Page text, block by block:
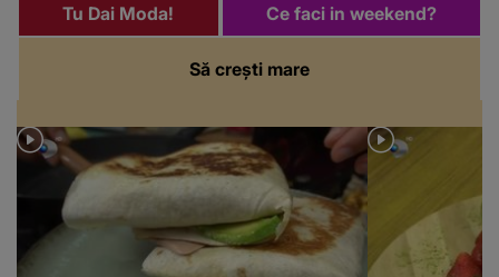
Să crești mare
Tu Dai Moda! Ce faci in weekend?